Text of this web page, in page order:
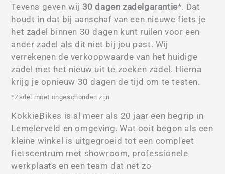
Tevens geven wij 30 dagen zadelgarantie*. Dat
houdt in dat bij aanschaf van een nieuwe fiets je
het zadel binnen 30 dagen kunt ruilen voor een
ander zadel als dit niet bij jou past. Wij
verrekenen de verkoopwaarde van het huidige
zadel met het nieuw uit te zoeken zadel. Hierna
krijg je opnieuw 30 dagen de tijd om te testen.
*Zadel moet ongeschonden zijn
KokkieBikes is al meer als 20 jaar een begrip in
Lemelerveld en omgeving. Wat ooit begon als een
kleine winkel is uitgegroeid tot een compleet
fietscentrum met showroom, professionele
werkplaats en een team dat net zo